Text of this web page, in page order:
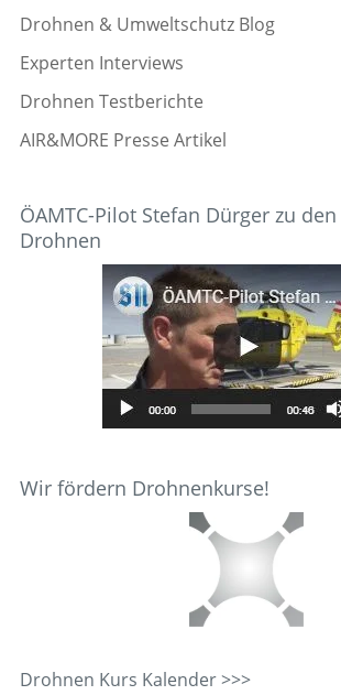
Drohnen & Umweltschutz Blog
Experten Interviews
Drohnen Testberichte
AIR&MORE Presse Artikel
ÖAMTC-Pilot Stefan Dürger zu
Drohnen
Wir fördern Drohnenkurse!
Drohnen Kurs Kalender >>>